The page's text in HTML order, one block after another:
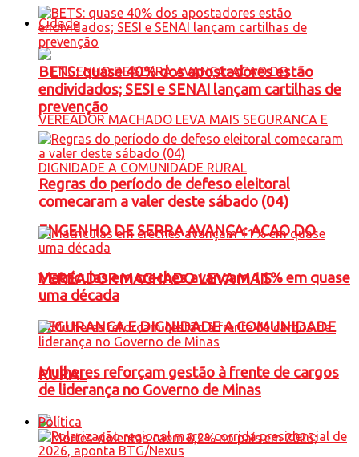
Cidade
ENGENHO DE SERRA AVANÇA: ACAO DO
VEREADOR MACHADO LEVA MAIS
SEGURANCA E DIGNIDADE A COMUNIDADE
RURAL
BETS: quase 40% dos apostadores estão
endividados; SESI e SENAI lançam cartilhas de
prevenção
Regras do período de defeso eleitoral
comecaram a valer deste sábado (04)
Matrículas em creches avançam 11% em quase
uma década
Mulheres reforçam gestão à frente de cargos
de liderança no Governo de Minas
Política